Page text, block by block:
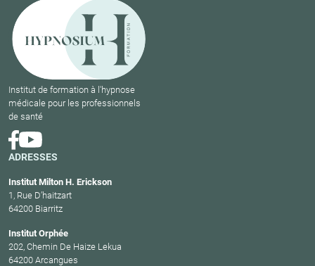
Institut de formation à l'hypnose
médicale pour les professionnels
de santé
ADRESSES
Institut Milton H. Erickson
1, Rue D’haitzart
64200 Biarritz
Institut Orphée
202, Chemin De Haize Lekua
64200 Arcangues